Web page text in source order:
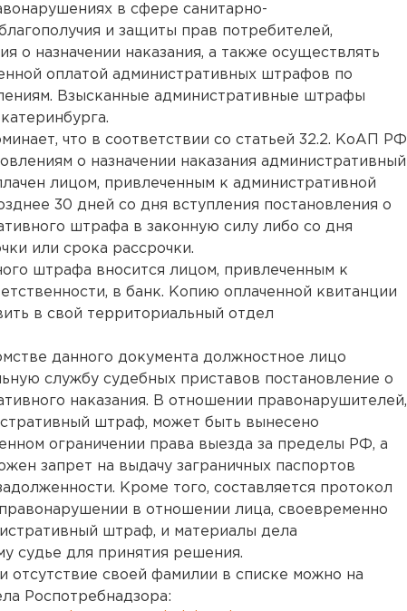
в сфере санитарно-
и защиты прав потребителей,
о назначении наказания, а также осуществлять
оплатой административных штрафов по
Взысканные административные штрафы
что в соответствии со статьей 32.2. КоАП РФ
о назначении наказания административный
лицом, привлеченным к административной
30 дней со дня вступления постановления о
штрафа в законную силу либо со дня
или срока рассрочки.
штрафа вносится лицом, привлеченным к
в банк. Копию оплаченной квитанции
в свой территориальный отдел
данного документа должностное лицо
службу судебных приставов постановление о
наказания. В отношении правонарушителей,
штраф, может быть вынесено
ограничении права выезда за пределы РФ, а
запрет на выдачу заграничных паспортов
Кроме того, составляется протокол
в отношении лица, своевременно
штраф, и материалы дела
судье для принятия решения.
отсутствие своей фамилии в списке можно на
Роспотребнадзора: